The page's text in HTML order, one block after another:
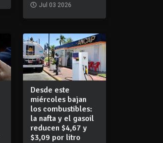
Jul 03 2026
Desde este
miércoles bajan
los combustibles:
la nafta y el gasoil
reducen $4,67 y
$3,09 por litro